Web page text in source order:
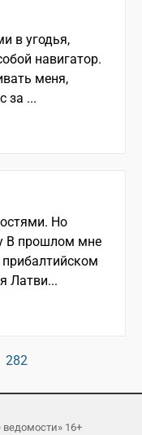
в угодья,
навигатор.
меня,
за ...
Но
В прошлом мне
Латви...
282
16+